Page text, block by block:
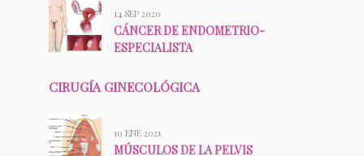
14 SEP 2020
CÁNCER DE ENDOMETRIO-
ESPECIALISTA
CIRUGÍA GINECOLÓGICA
10 ENE 2021
MÚSCULOS DE LA PELVIS